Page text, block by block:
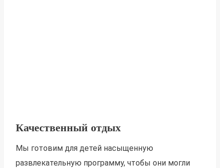
Качественный отдых
Мы готовим для детей насыщенную
развлекательную программу, чтобы они могли